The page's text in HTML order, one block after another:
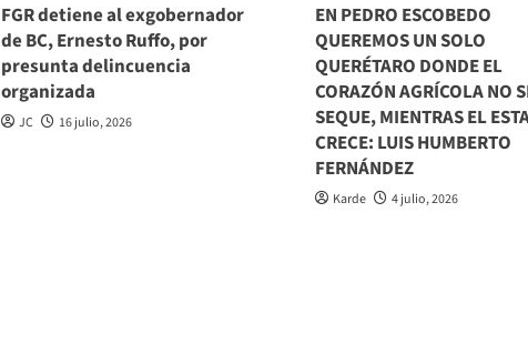
FGR detiene al exgobernador
de BC, Ernesto Ruffo, por
presunta delincuencia
organizada
JC 16 julio, 2026
EN PEDRO ESCOBEDO
QUEREMOS UN SOLO
QUERÉTARO DONDE EL
CORAZÓN AGRÍCOLA NO
SEQUE, MIENTRAS EL
CRECE: LUIS HUMBERTO
FERNÁNDEZ
Karde 4 julio, 2026